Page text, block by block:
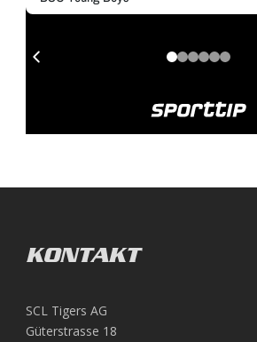
KONTAKT
SCL Tigers AG
Güterstrasse 18